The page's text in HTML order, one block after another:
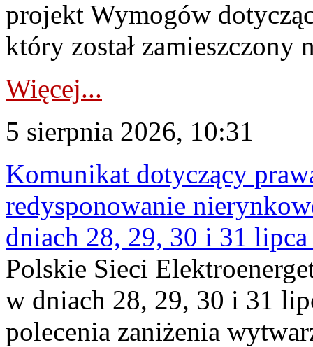
projekt Wymogów
który został zamieszczony
Więcej...
5 sierpnia 2026, 10:31
Komunikat dotyczący
redysponowanie
dniach 28, 29, 30 i 31
Polskie Sieci
w dniach 28, 29, 30 i 31
polecenia zaniżenia